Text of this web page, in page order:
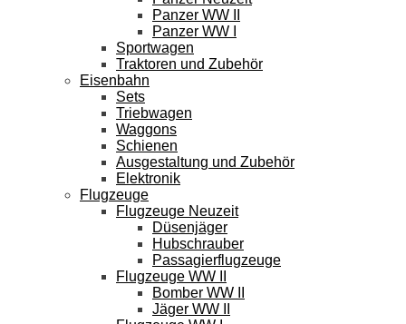
Panzer WW II
Panzer WW I
Sportwagen
Traktoren und Zubehör
Eisenbahn
Sets
Triebwagen
Waggons
Schienen
Ausgestaltung und Zubehör
Elektronik
Flugzeuge
Flugzeuge Neuzeit
Düsenjäger
Hubschrauber
Passagierflugzeuge
Flugzeuge WW II
Bomber WW II
Jäger WW II